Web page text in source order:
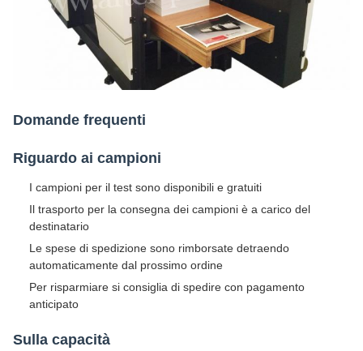
Domande frequenti
Riguardo ai campioni
I campioni per il test sono disponibili e gratuiti
Il trasporto per la consegna dei campioni è a carico del
destinatario
Le spese di spedizione sono rimborsate detraendo
automaticamente dal prossimo ordine
Per risparmiare si consiglia di spedire con pagamento
anticipato
Sulla capacità